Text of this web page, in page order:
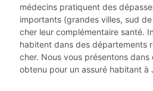
médecins pratiquent des
importants (grandes villes, sud
cher leur complémentaire santé.
habitent dans des départements
cher. Nous vous présentons
obtenu pour un assuré habitant à